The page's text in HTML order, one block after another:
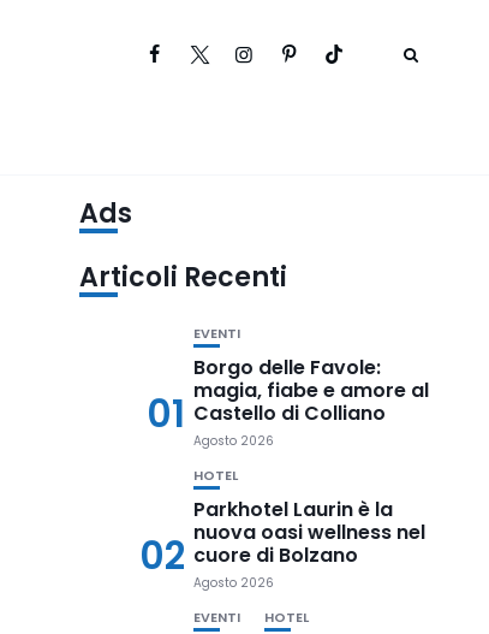
Ads
Articoli Recenti
01
EVENTI
Borgo delle Favole:
magia, fiabe e amore al
Castello di Colliano
Agosto 2026
02
HOTEL
Parkhotel Laurin è la
nuova oasi wellness nel
cuore di Bolzano
Agosto 2026
EVENTI HOTEL